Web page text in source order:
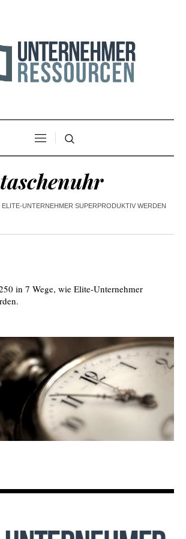
taschenuhr
ELITE-UNTERNEHMER SUPERPRODUKTIV WERDEN
in 7 Wege, wie Elite-Unternehmer
.